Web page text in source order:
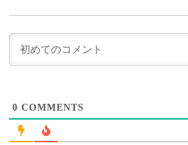
0 COMMENTS